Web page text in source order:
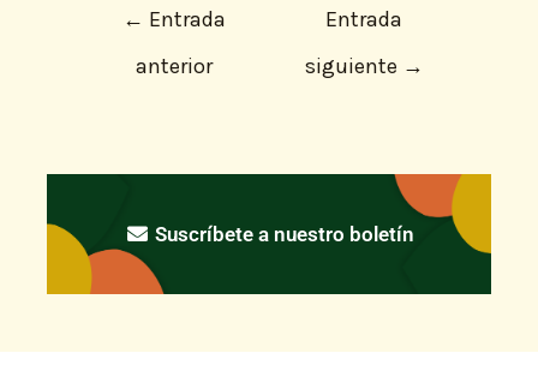
← Entrada
anterior
Entrada
siguiente →
Suscríbete a nuestro boletín